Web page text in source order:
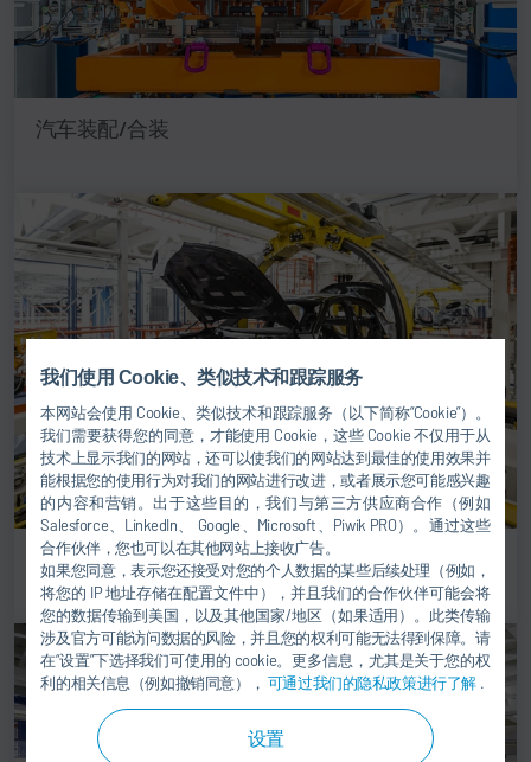
我们使用 Cookie、类似技术和跟踪服务
本网站会使用 Cookie、类似技术和跟踪服务（以下简称“Cookie”）。
我们需要获得您的同意，才能使用 Cookie，这些 Cookie 不仅用于从
技术上显示我们的网站，还可以使我们的网站达到最佳的使用效果并
能根据您的使用行为对我们的网站进行改进，或者展示您可能感兴趣
的内容和营销。出于这些目的，我们与第三方供应商合作（例如
Salesforce、LinkedIn、 Google、Microsoft、Piwik PRO）。通过这些
合作伙伴，您也可以在其他网站上接收广告。
如果您同意，表示您还接受对您的个人数据的某些后续处理（例如，
将您的 IP 地址存储在配置文件中），并且我们的合作伙伴可能会将
您的数据传输到美国，以及其他国家/地区（如果适用）。此类传输
涉及官方可能访问数据的风险，并且您的权利可能无法得到保障。请
在“设置”下选择我们可使用的 cookie。更多信息，尤其是关于您的权
利的相关信息（例如撤销同意）， 可通过我们的隐私政策进行了解 .
设置
汽车装配/合装
Flex decking